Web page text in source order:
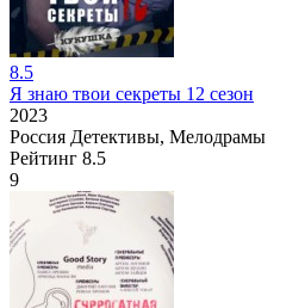
8.5
Я знаю твои секреты 12 сезон
2023
Россия Детективы, Мелодрамы
Рейтинг 8.5
9